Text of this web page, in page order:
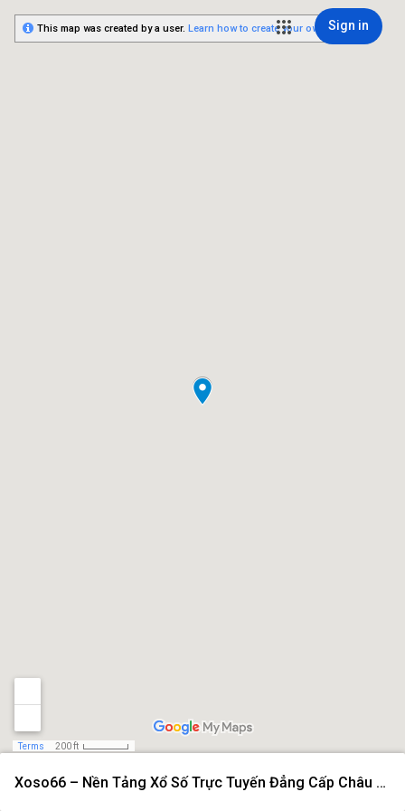
Sign in
Xoso66 – Nền Tảng Xổ Số Trực Tuyến Đẳng Cấp Châu Á Năm 2026
Terms 200 ft
This map was created by a user. Learn how to create your own.